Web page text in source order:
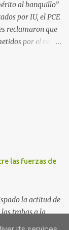
al banquillo”
por IU, el PCE
reclamaron que
por el rey
a los
ya están
y
las fuerzas de
la actitud de
trabas a la
su